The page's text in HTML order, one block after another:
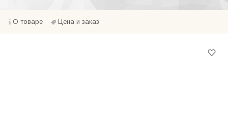
О товаре Цена и заказ